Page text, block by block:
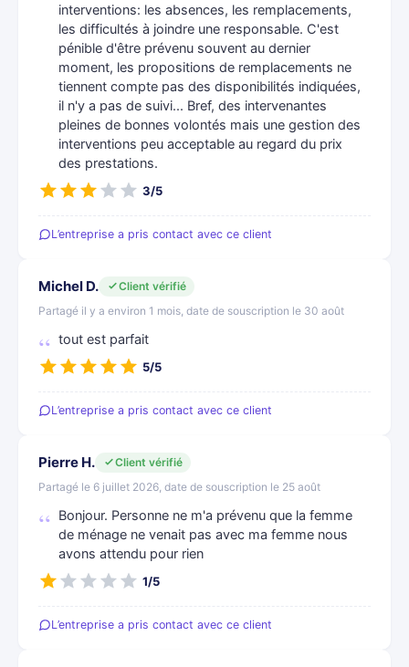
interventions: les absences, les remplacements,
les difficultés à joindre une responsable. C'est
pénible d'être prévenu souvent au dernier
moment, les propositions de remplacements ne
tiennent compte pas des disponibilités indiquées,
il n'y a pas de suivi... Bref, des intervenantes
pleines de bonnes volontés mais une gestion des
interventions peu acceptable au regard du prix
des prestations.
3/5
L’entreprise a pris contact avec ce client
Michel D.
Client vérifié
Partagé il y a environ 1 mois, date de souscription le 30 août
tout est parfait
5/5
L’entreprise a pris contact avec ce client
Pierre H.
Client vérifié
Partagé le 6 juillet 2026, date de souscription le 25 août
Bonjour. Personne ne m'a prévenu que la femme
de ménage ne venait pas avec ma femme nous
avons attendu pour rien
1/5
L’entreprise a pris contact avec ce client